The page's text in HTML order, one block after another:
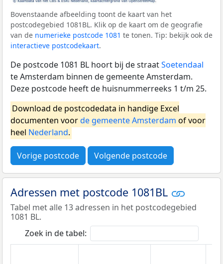
Bovenstaande afbeelding toont de kaart van het
postcodegebied 1081BL. Klik op de kaart om de geografie
van de numerieke postcode 1081 te tonen. Tip: bekijk ook de
interactieve postcodekaart.
De postcode 1081 BL hoort bij de straatSoetendaal
te Amsterdam binnen de gemeente Amsterdam.
Deze postcode heeft de huisnummerreeks 1 t/m 25.
Download de postcodedata in handige Excel
documenten voorde gemeente Amsterdam of voor
heel Nederland.
Vorige postcode Volgende postcode
Adressen met postcode 1081BL
Tabel met alle 13 adressen in het postcodegebied
1081 BL.
Zoek in de tabel: